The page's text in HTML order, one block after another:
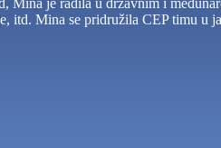
Mina je radila u državnim i
itd. Mina se pridružila CEP timu u